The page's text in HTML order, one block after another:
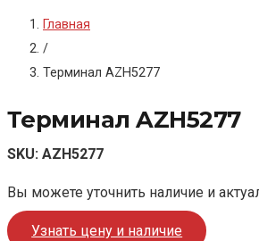
Главная
/
Терминал AZH5277
Терминал AZH5277
SKU: AZH5277
Вы можете уточнить наличие и
Узнать цену и наличие